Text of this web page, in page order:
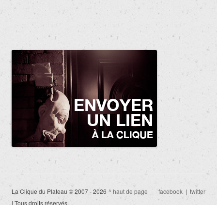
La Clique du Plateau © 2007 - 2026
| Tous droits réservés.
^ haut de page facebook | twitter